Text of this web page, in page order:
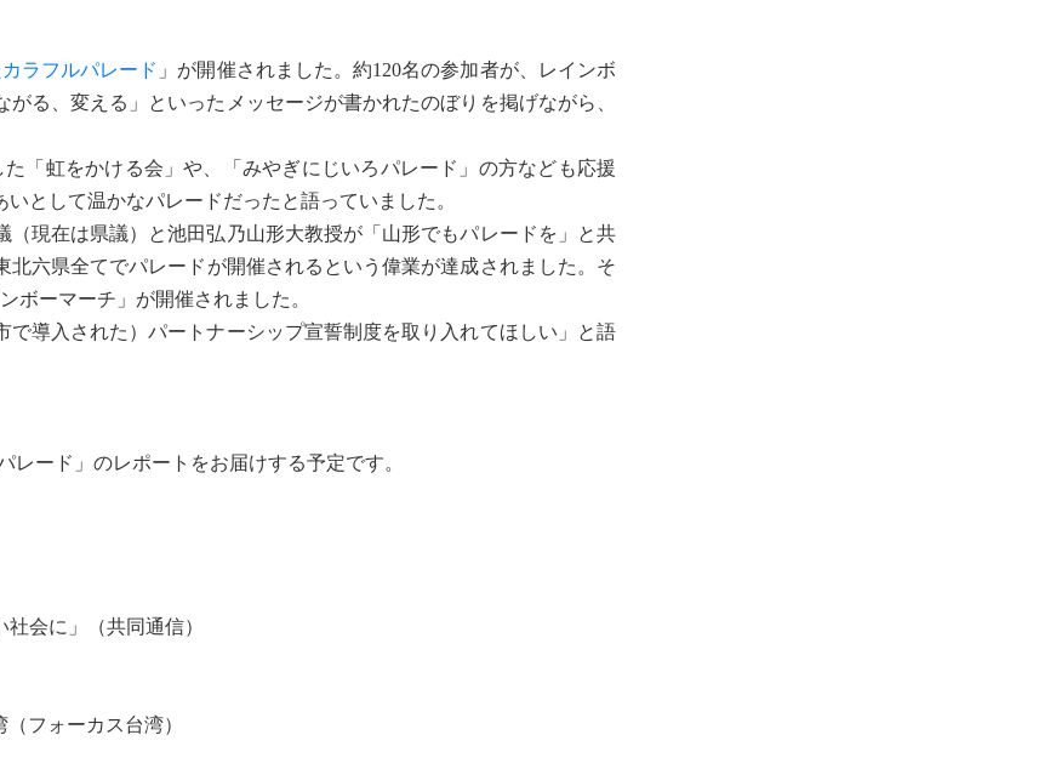
ラフルパレード 」が開催されました。約120名の参加者が、レインボ
る、変える」といったメッセージが書かれたのぼりを掲げながら、
た「虹をかける会」や、「みやぎにじいろパレード」の方なども応援
として温かなパレードだったと語っていました。
現在は県議）と池田弘乃山形大教授が「山形でもパレードを」と共
北六県全てでパレードが開催されるという偉業が達成されました。そ
ボーマーチ」が開催されました。
導入された）パートナーシップ宣誓制度を取り入れてほしい」と語
ード」のレポートをお届けする予定です。
会に」（共同通信）
フォーカス台湾）